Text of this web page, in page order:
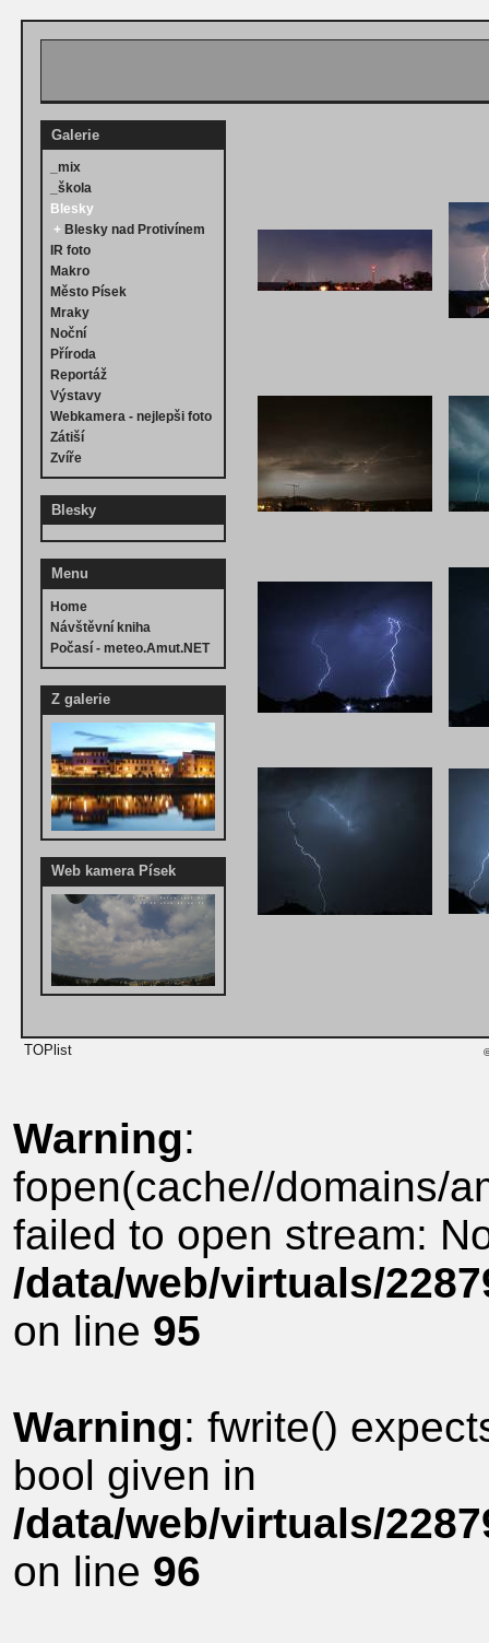
Galerie
_mix
_škola
Blesky
+ Blesky nad Protivínem
IR foto
Makro
Město Písek
Mraky
Noční
Příroda
Reportáž
Výstavy
Webkamera - nejlepši foto
Zátiší
Zvíře
Blesky
Menu
Home
Návštěvní kniha
Počasí - meteo.Amut.NET
Z galerie
Web kamera Písek
Warning:
fopen(cache//domains/
failed to open stream:
/data/web/virtuals/
on line 95
Warning: fwrite()
bool given in
/data/web/virtuals/
on line 96